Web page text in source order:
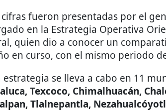
cifras fueron presentadas por el
en la Estrategia Operativa
quien dio a conocer un
en curso, con el mismo periodo
estrategia se lleva a cabo en 11
Texcoco, Chimalhuacán,
Tlalnepantla, Nezahualcóyotl